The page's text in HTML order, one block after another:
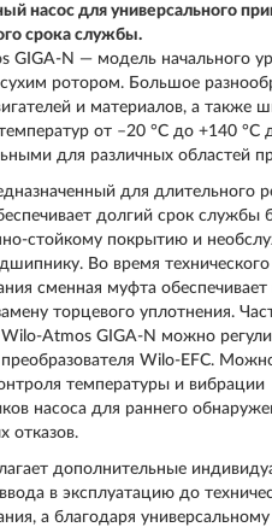
насос для универсального
срока службы.
GIGA-N — модель начального
сухим ротором. Большое
и материалов, а также
от –20 °C до +140 °C
для различных областей
для длительного
долгий срок службы
стойкому покрытию и
Во время технического
сменная муфта
торцевого уплотнения.
Atmos GIGA-N можно
Wilo-EFC.
температуры и вибрации
насоса для раннего
отказов.
дополнительные
в эксплуатацию до
а благодаря